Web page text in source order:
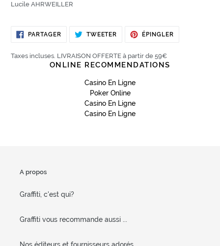
Lucile AHRWEILLER
PARTAGERPARTAGERTWEETER TWEETERÉPINGLER
Taxes incluses. LIVRAISON OFFERTE à partir de 59€
ONLINE RECOMMENDATIONS
Casino En Ligne
Poker Online
Casino En Ligne
Casino En Ligne
A propos
Graffiti, c'est qui?
Graffiti vous recommande aussi ...
Nos éditeurs et fournisseurs adorés